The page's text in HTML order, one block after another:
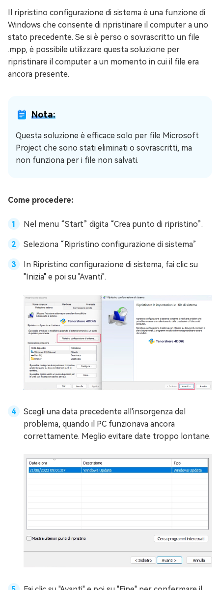
Il ripristino configurazione di sistema è una funzione di
Windows che consente di ripristinare il computer a uno
stato precedente. Se si è perso o sovrascritto un file
.mpp, è possibile utilizzare questa soluzione per
ripristinare il computer a un momento in cui il file era
ancora presente.
Nota:
Questa soluzione è efficace solo per file Microsoft
Project che sono stati eliminati o sovrascritti, ma
non funziona per i file non salvati.
Come procedere:
Nel menu “Start” digita “Crea punto di ripristino”.
Seleziona “Ripristino configurazione di sistema”
In Ripristino configurazione di sistema, fai clic su
"Inizia" e poi su "Avanti".
Scegli una data precedente all'insorgenza del
problema, quando il PC funzionava ancora
correttamente. Meglio evitare date troppo lontane.